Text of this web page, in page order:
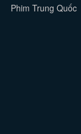
Phim Trung Quốc